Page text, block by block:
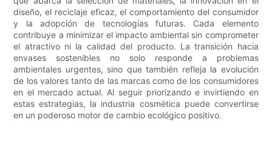
diseño, el reciclaje eficaz, el comportamiento del consumidor
y la adopción de tecnologías futuras. Cada elemento
contribuye a minimizar el impacto ambiental sin comprometer
el atractivo ni la calidad del producto. La transición hacia
envases sostenibles no solo responde a problemas
ambientales urgentes, sino que también refleja la evolución
de los valores tanto de las marcas como de los consumidores
en el mercado actual. Al seguir priorizando e invirtiendo en
estas estrategias, la industria cosmética puede convertirse
en un poderoso motor de cambio ecológico positivo.